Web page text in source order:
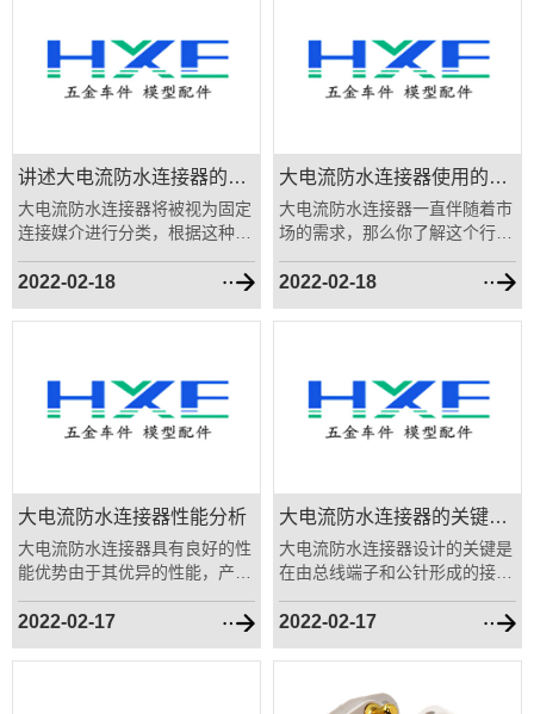
讲述大电流防水连接器的类型
大电流防水连接器将被视为固定
连接媒介进行分类，根据这种分
2022-02-18
大电流防水连接器使用的环境特性
大电流防水连接器一直伴随着市
场的需求，那么你了解这个行业
2022-02-18
大电流防水连接器性能分析
大电流防水连接器具有良好的性
能优势由于其优异的性能，产品
在汽车、电脑、家电等诸多......
2022-02-17
大电流防水连接器的关键设计
大电流防水连接器设计的关键是
在由总线端子和公针形成的接触
点上。如果设计、工艺和材......
2022-02-17